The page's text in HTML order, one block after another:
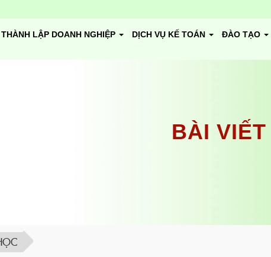
THÀNH LẬP DOANH NGHIỆP DỊCH VỤ KẾ TOÁN ĐÀO TẠO
BÀI VIẾT